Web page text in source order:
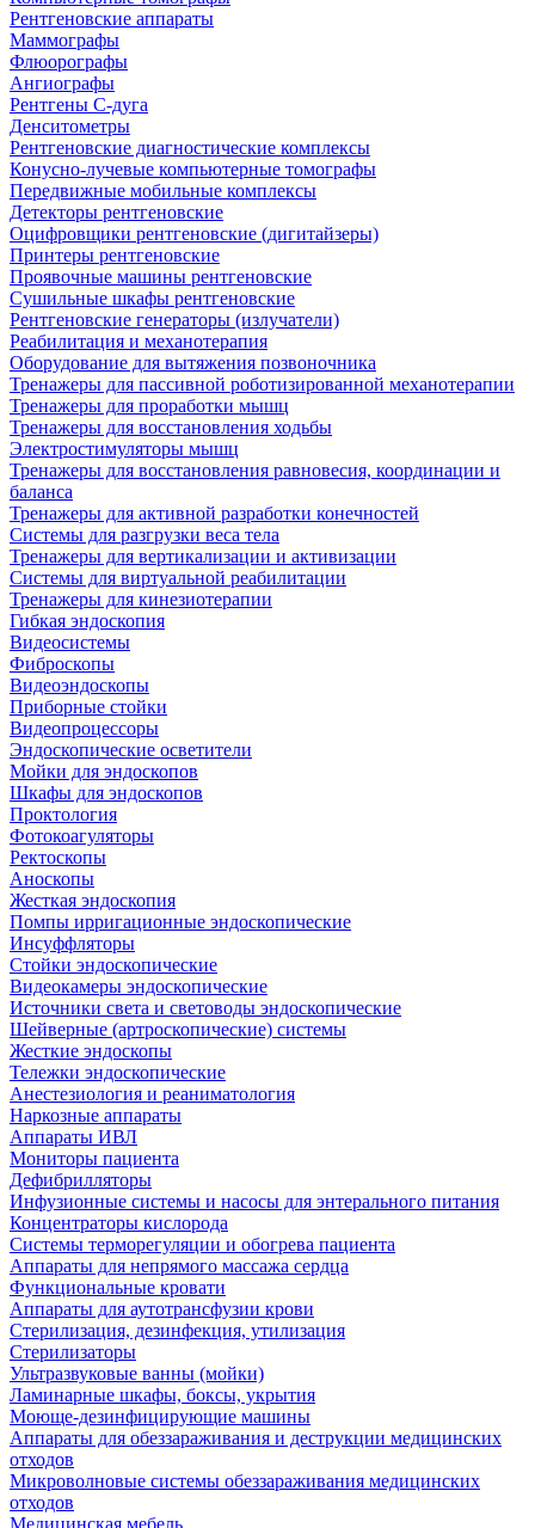
Рентгеновские аппараты
Маммографы
Флюорографы
Ангиографы
Рентгены С-дуга
Денситометры
Рентгеновские диагностические комплексы
Конусно-лучевые компьютерные томографы
Передвижные мобильные комплексы
Детекторы рентгеновские
Оцифровщики рентгеновские (дигитайзеры)
Принтеры рентгеновские
Проявочные машины рентгеновские
Сушильные шкафы рентгеновские
Рентгеновские генераторы (излучатели)
Реабилитация и механотерапия
Оборудование для вытяжения позвоночника
Тренажеры для пассивной роботизированной механотерапии
Тренажеры для проработки мышц
Тренажеры для восстановления ходьбы
Электростимуляторы мышц
Тренажеры для восстановления равновесия, координации и
баланса
Тренажеры для активной разработки конечностей
Системы для разгрузки веса тела
Тренажеры для вертикализации и активизации
Системы для виртуальной реабилитации
Тренажеры для кинезиотерапии
Гибкая эндоскопия
Видеосистемы
Фиброскопы
Видеоэндоскопы
Приборные стойки
Видеопроцессоры
Эндоскопические осветители
Мойки для эндоскопов
Шкафы для эндоскопов
Проктология
Фотокоагуляторы
Ректоскопы
Аноскопы
Жесткая эндоскопия
Помпы ирригационные эндоскопические
Инсуффляторы
Стойки эндоскопические
Видеокамеры эндоскопические
Источники света и световоды эндоскопические
Шейверные (артроскопические) системы
Жесткие эндоскопы
Тележки эндоскопические
Анестезиология и реаниматология
Наркозные аппараты
Аппараты ИВЛ
Мониторы пациента
Дефибрилляторы
Инфузионные системы и насосы для энтерального питания
Концентраторы кислорода
Системы терморегуляции и обогрева пациента
Аппараты для непрямого массажа сердца
Функциональные кровати
Аппараты для аутотрансфузии крови
Стерилизация, дезинфекция, утилизация
Стерилизаторы
Ультразвуковые ванны (мойки)
Ламинарные шкафы, боксы, укрытия
Моюще-дезинфицирующие машины
Аппараты для обеззараживания и деструкции медицинских
отходов
Микроволновые системы обеззараживания медицинских
отходов
Медицинская мебель